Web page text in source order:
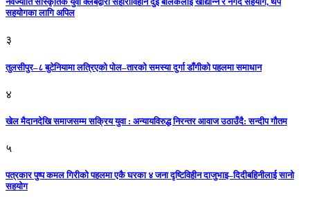
सहयोगका लागि अपिल
३
तुलसीपुर–८ बुटेनियामा लत्रिएको पोल–तारको समस्या दुर्गा डाँगीको पहलमा समाधान
४
खेल मैदानदेखि समाजसम्म सक्रिय युवा : अन्यायविरुद्ध निरन्तर आवाज उठाउँदै: सन्दीप गौतम
५
पत्रकार पुष्प कमल गिरीको पहलमा एकै घरका ४ जना दृष्टिविहीन दाजुभाइ–दिदीबहिनीलाई सानो
सहयोग